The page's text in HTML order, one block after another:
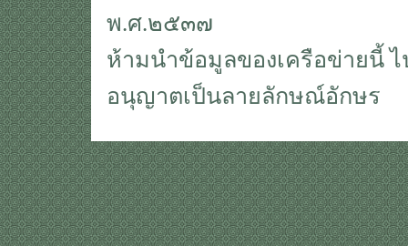
พ.ศ.๒๕๓๗
ห้ามนำข้อมูลของเครือข่ายนี้
อนุญาตเป็นลายลักษณ์อักษร